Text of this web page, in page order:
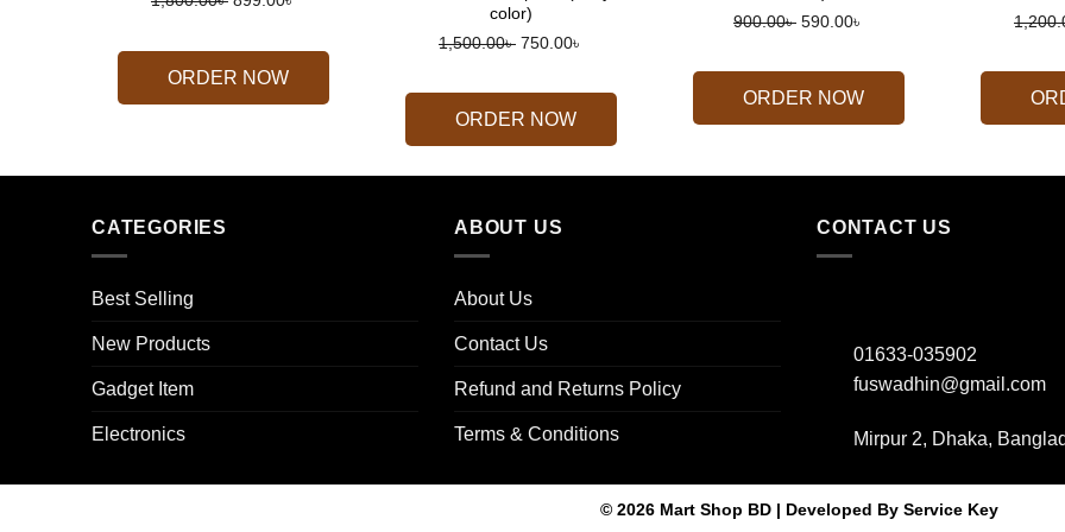
was:
1,800.00৳ .
is:
ORDER NOW
color)
1,500.00৳ Original
was:
1,500.00৳ .
750.00৳
is:
ORDER NOW
900.00৳ Original
was:
900.00৳ .
590.00৳
is:
ORDER NOW
CATEGORIES
Best Selling
New Products
Gadget Item
Electronics
ABOUT US
About Us
Contact Us
Refund and Returns Policy
Terms & Conditions
CONTACT US
01633-035902
fuswadhin@gmail.com
Mirpur 2, Dhaka,
© 2026 Mart Shop BD | Developed By Service Key